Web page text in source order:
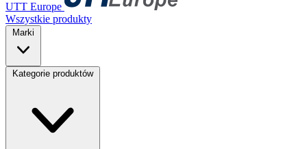
UTT Europe
Wszystkie produkty
Marki
Kategorie produktów